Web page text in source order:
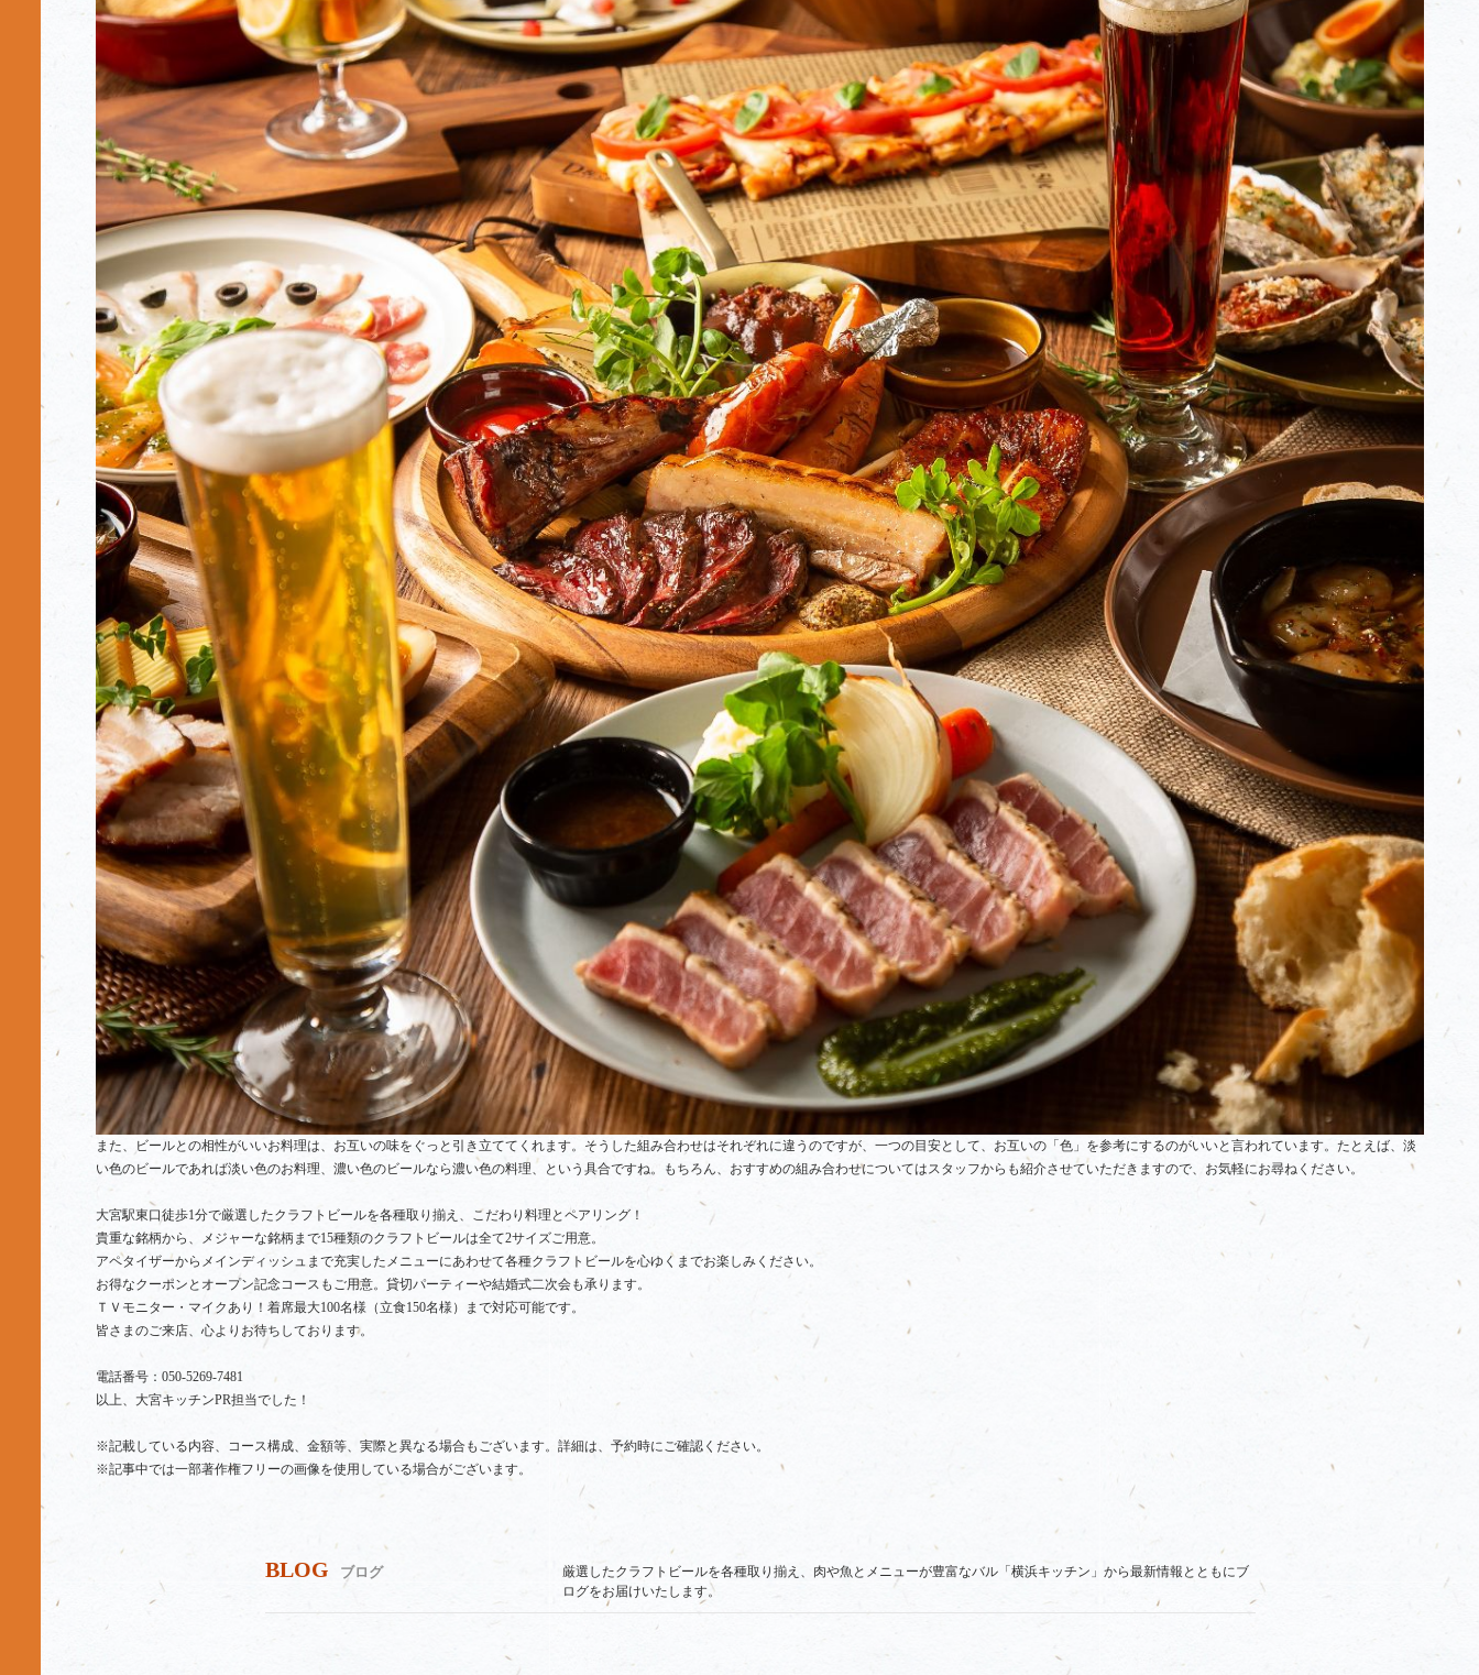
また、ビールとの相性がいいお料理は、お互いの味をぐっと引き立ててくれます。そうした組み合わせはそれぞれに違うのですが、一つの目安として、お互いの「色」を参考にするのがいいと言われています。たとえば、淡
い色のビールであれば淡い色のお料理、濃い色のビールなら濃い色の料理、という具合ですね。もちろん、おすすめの組み合わせについてはスタッフからも紹介させていただきますので、お気軽にお尋ねください。
大宮駅東口徒歩1分で厳選したクラフトビールを各種取り揃え、こだわり料理とペアリング！
貴重な銘柄から、メジャーな銘柄まで15種類のクラフトビールは全て2サイズご用意。
アペタイザーからメインディッシュまで充実したメニューにあわせて各種クラフトビールを心ゆくまでお楽しみください。
お得なクーポンとオープン記念コースもご用意。貸切パーティーや結婚式二次会も承ります。
ＴＶモニター・マイクあり！着席最大100名様（立食150名様）まで対応可能です。
皆さまのご来店、心よりお待ちしております。
電話番号：050-5269-7481
以上、大宮キッチンPR担当でした！
※記載している内容、コース構成、金額等、実際と異なる場合もございます。詳細は、予約時にご確認ください。
※記事中では一部著作権フリーの画像を使用している場合がございます。
BLOG ブログ
厳選したクラフトビールを各種取り揃え、肉や魚とメニューが豊富なバル「横浜キッチン」から最新情報とともにブ
ログをお届けいたします。